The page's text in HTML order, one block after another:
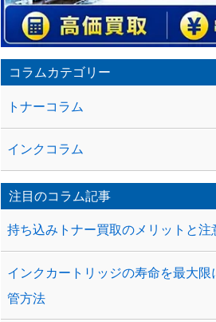
コラムカテゴリー
トナーコラム
インクコラム
注目のコラム記事
持ち込みトナー買取のメリットと注
インクカートリッジの寿命を最大
管方法